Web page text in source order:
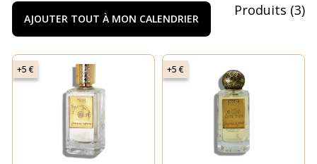
AJOUTER TOUT À MON CALENDRIER
Produits (3)
+5 € +5 €